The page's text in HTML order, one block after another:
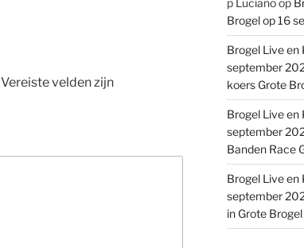
Vereiste velden zijn
p Lucianoop
Brogel op 16
Brogel Live en
september
koers Grote
Brogel Live en
september
Banden Race
Brogel Live en
september
in Grote